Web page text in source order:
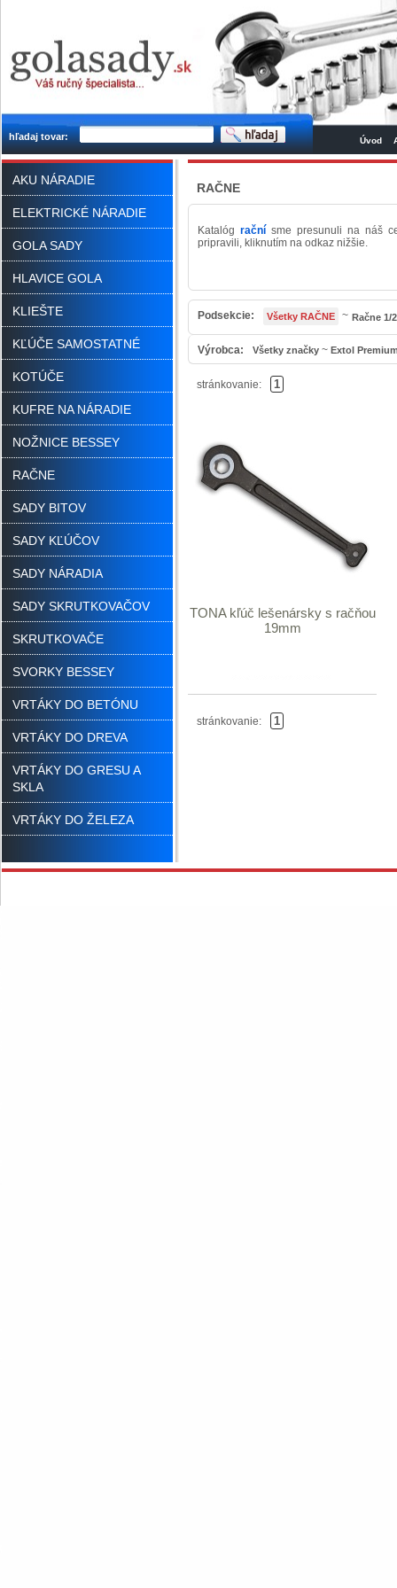
hľadaj tovar: Úvod
AKU NÁRADIE
ELEKTRICKÉ NÁRADIE
GOLA SADY
HLAVICE GOLA
KLIEŠTE
KĽÚČE SAMOSTATNÉ
KOTÚČE
KUFRE NA NÁRADIE
NOŽNICE BESSEY
RAČNE
SADY BITOV
SADY KĽÚČOV
SADY NÁRADIA
SADY SKRUTKOVAČOV
SKRUTKOVAČE
SVORKY BESSEY
VRTÁKY DO BETÓNU
VRTÁKY DO DREVA
VRTÁKY DO GRESU A
SKLA
VRTÁKY DO ŽELEZA
RAČNE
Katalóg rační sme presunuli na náš
pripravili, kliknutím na odkaz nižšie.
Podsekcie: Všetky RAČNE ~ Račne 1/
Výrobca: Všetky značky ~ Extol
stránkovanie: 1
TONA kľúč lešenársky s račňou
19mm
stránkovanie: 1